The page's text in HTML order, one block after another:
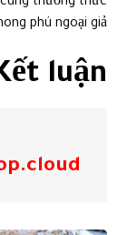
thưởng thức
phú ngoại giả.
luận